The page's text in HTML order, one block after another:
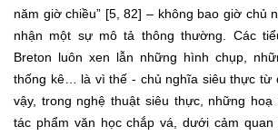
năm giờ chiều” [5, 82] – không bao giờ chủ
nhận một sự mô tả thông thường. Các
Breton luôn xen lẫn những hình chụp,
thống kê… là vì thế - chủ nghĩa siêu thực từ
vậy, trong nghệ thuật siêu thực, những
tác phẩm văn học chắp vá, dưới cảm